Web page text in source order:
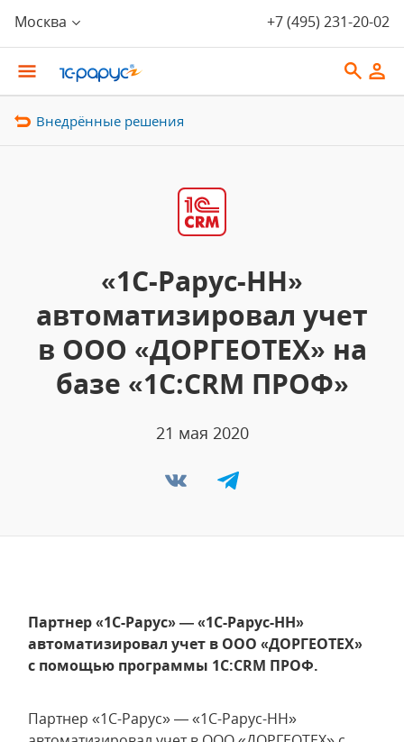
Москва +7 (495) 231-20-02
Внедрённые решения
«1С-Рарус-НН»
автоматизировал учет
в ООО «ДОРГЕОТЕХ» на
базе «1С:CRM ПРОФ»
21 мая 2020
Партнер «1С-Рарус» — «1С-Рарус-НН»
автоматизировал учет в ООО «ДОРГЕОТЕХ»
с помощью программы 1С:CRM ПРОФ.
Партнер «1С-Рарус» — «1С-Рарус-НН»